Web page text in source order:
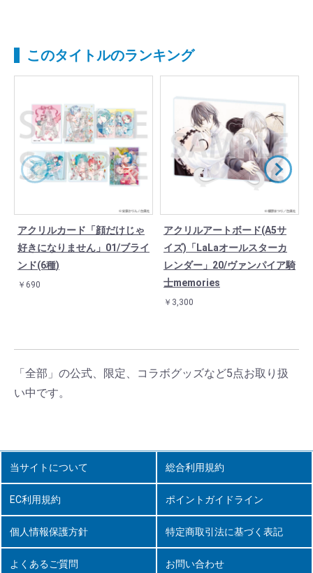
このタイトルのランキング
アクリルカード「顔だけじゃ
好きになりません」01/ブライ
ンド(6種)
￥690
アクリルアートボード(A5サ
イズ)「LaLaオールスターカ
レンダー」20/ヴァンパイア騎
士memories
￥3,300
「全部」の公式、限定、コラボグッズなど5点お取り扱
い中です。
当サイトについて 総合利用規約
EC利用規約 ポイントガイドライン
個人情報保護方針 特定商取引法に基づく表記
よくあるご質問 お問い合わせ